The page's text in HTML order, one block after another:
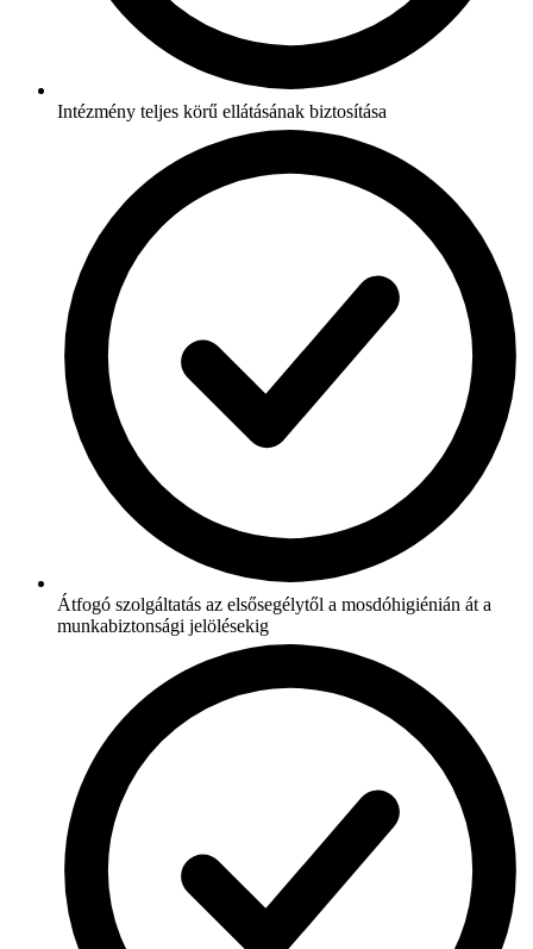
Intézmény teljes körű ellátásának biztosítása
Átfogó szolgáltatás az elsősegélytől a mosdóhigiénián át a
munkabiztonsági jelölésekig